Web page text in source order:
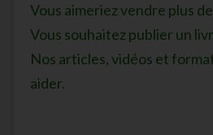
Vous aimeriez vendre plus
Vous souhaitez publier un
Nos articles, vidéos et
aider.